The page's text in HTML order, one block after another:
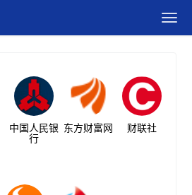
中国人民银
行
东方财富网 财联社